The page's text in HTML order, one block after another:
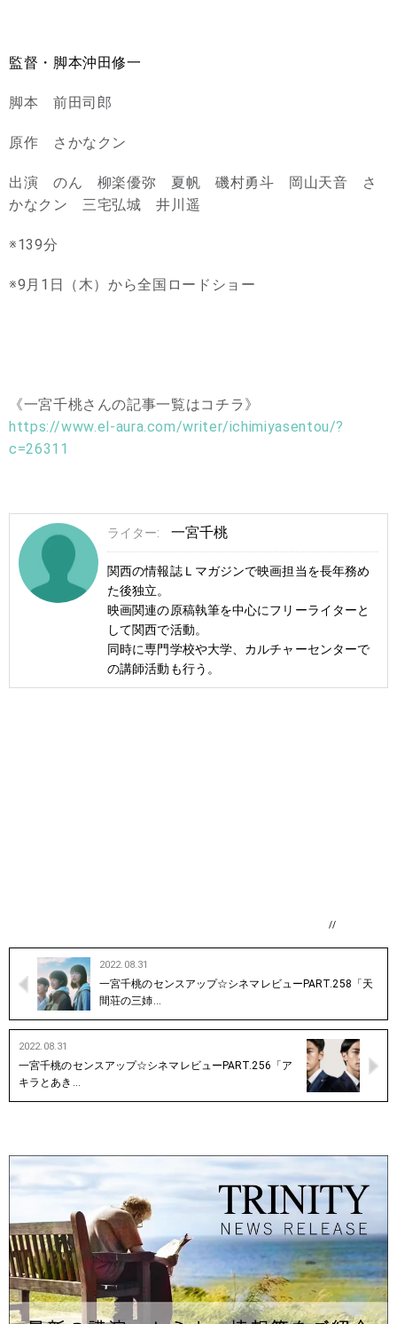
監督・脚本沖田修一
脚本 前田司郎
原作 さかなクン
出演 のん 柳楽優弥 夏帆 磯村勇斗 岡山天音 さ
かなクン 三宅弘城 井川遥
※139分
※9月1日（木）から全国ロードショー
《一宮千桃さんの記事一覧はコチラ》
https://www.el-aura.com/writer/ichimiyasentou/?
c=26311
ライター: 一宮千桃
関西の情報誌Ｌマガジンで映画担当を長年務め
た後独立。
映画関連の原稿執筆を中心にフリーライターと
して関西で活動。
同時に専門学校や大学、カルチャーセンターで
の講師活動も行う。
//
2022.08.31
一宮千桃のセンスアップ☆シネマレビューPART.258「天
間荘の三姉…
2022.08.31
一宮千桃のセンスアップ☆シネマレビューPART.256「ア
キラとあき…